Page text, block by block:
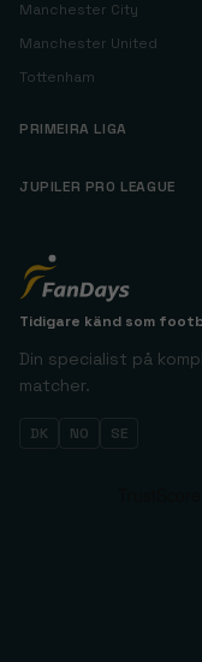
Manchester City
Manchester United
Tottenham
PRIMEIRA LIGA
JUPILER PRO LEAGUE
Tidigare känd som
Din specialist på
matcher.
DK NO SE